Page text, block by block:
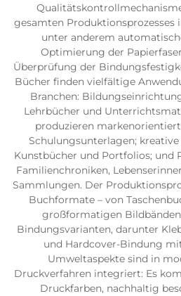
gesamten
unter anderem
Optimierung der
Überprüfung der
Bücher finden vielfältige
Branchen:
Lehrbücher und
produzieren
Schulungsunterlagen;
Kunstbücher und Portfolios; und
Familienchroniken,
Sammlungen. Der
Buchformate – von
großformatigen
Bindungsvarianten, darunter
und Hardcover-Bindung
Umweltaspekte sind in
Druckverfahren integriert: Es
Druckfarben, nachhaltig